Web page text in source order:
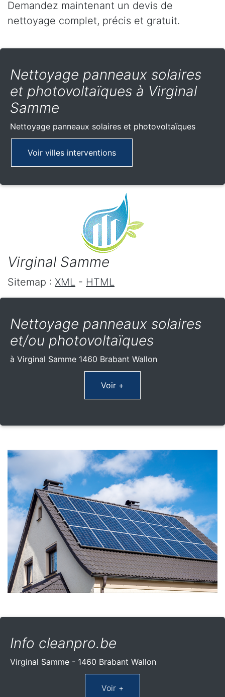
Demandez maintenant un devis de
nettoyage complet, précis et gratuit.
Nettoyage panneaux solaires
et photovoltaïques à Virginal
Samme
Nettoyage panneaux solaires et photovoltaïques
Voir villes interventions
Virginal Samme
Sitemap : XML - HTML
Nettoyage panneaux solaires
et/ou photovoltaïques
à Virginal Samme 1460 Brabant Wallon
Voir +
Info cleanpro.be
Virginal Samme - 1460 Brabant Wallon